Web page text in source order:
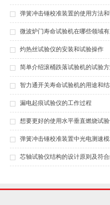
弹簧冲击锤校准装置的使用方法
方式都是操作人员需要了解的
微波炉门寿命试验机在哪些领域有
应用？
灼热丝试验仪的安装和试验操作
简单介绍滚桶跌落试验机的试验
智力通开关寿命试验机的用途和
漏电起痕试验仪的工作过程
想要更好的使用水平垂直燃烧试验
请牢记这几点！
弹簧冲击锤校准装置中光电测速
响应时间对能量计算的影响
芯轴试验仪结构的设计原则及符